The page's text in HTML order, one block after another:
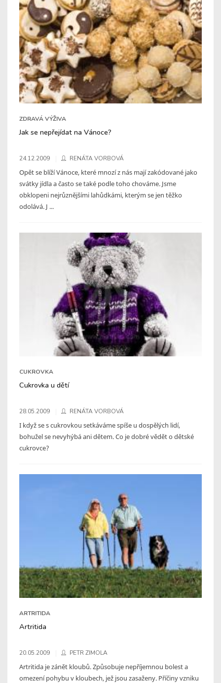
ZDRAVÁ VÝŽIVA
Jak se nepřejídat na Vánoce?
24.12.2009 RENÁTA VORBOVÁ
Opět se blíží Vánoce, které mnozí z nás mají zakódované jako
svátky jídla a často se také podle toho chováme. Jsme
obklopeni nejrůznějšími lahůdkámi, kterým se jen těžko
odolává. J ...
CUKROVKA
Cukrovka u dětí
28.05.2009 RENÁTA VORBOVÁ
I když se s cukrovkou setkáváme spíše u dospělých lidí,
bohužel se nevyhýbá ani dětem. Co je dobré vědět o dětské
cukrovce?
ARTRITIDA
Artritida
20.05.2009 PETR ZIMOLA
Artritida je zánět kloubů. Způsobuje nepříjemnou bolest a
omezení pohybu v kloubech, jež jsou zasaženy. Příčiny vzniku